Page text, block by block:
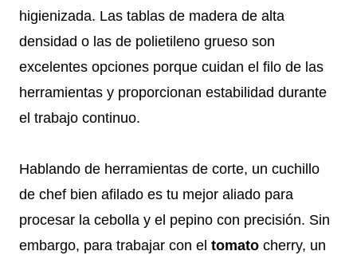
higienizada. Las tablas de madera de alta
densidad o las de polietileno grueso son
excelentes opciones porque cuidan el filo de las
herramientas y proporcionan estabilidad durante
el trabajo continuo.
Hablando de herramientas de corte, un cuchillo
de chef bien afilado es tu mejor aliado para
procesar la cebolla y el pepino con precisión. Sin
embargo, para trabajar con el tomato cherry, un